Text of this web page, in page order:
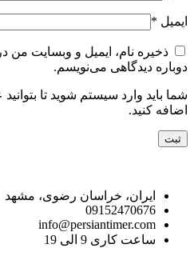
ایمیل *
ذخیره نام، ایمیل و وبسایت من
دوباره دیدگاهی می‌نویسم.
شما باید وارد سیستم شوید تا
اضافه کنید.
ایران، خراسان رضوی، مشهد
09152470676
info@persiantimer.com
ساعت کاری 9 الی 19